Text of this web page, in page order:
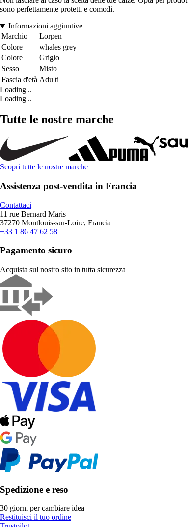
sono perfettamente protetti e comodi.
Informazioni aggiuntive
Marchio
Lorpen
Colore
whales grey
Colore
Grigio
Sesso
Misto
Fascia d'età Adulti
Loading...
Loading...
Tutte le nostre marche
Scopri tutte le nostre marche
Assistenza post-vendita in Francia
Contattaci
11 rue Bernard Maris
37270 Montlouis-sur-Loire, Francia
+33 1 86 47 62 58
Pagamento sicuro
Acquista sul nostro sito in tutta sicurezza
Spedizione e reso
30 giorni per cambiare idea
Restituisci il tuo ordine